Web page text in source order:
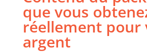
et une
toute la
que vous
réellement pour
argent